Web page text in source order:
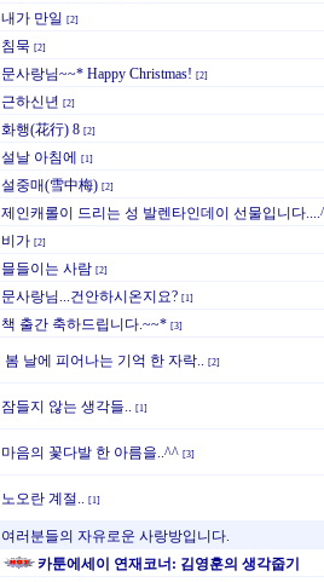
내가 만일 [2]
침묵 [2]
문사랑님~~* Happy Christmas! [2]
근하신년 [2]
화행(花行) 8 [2]
설날 아침에 [1]
설중매(雪中梅) [2]
제인캐롤이 드리는 성 발렌타인데이 선물입니다
비가 [2]
믈들이는 사람 [2]
문사랑님...건안하시온지요? [1]
책 출간 축하드립니다.~~* [3]
봄 날에 피어나는 기억 한 자락.. [2]
잠들지 않는 생각들.. [1]
마음의 꽃다발 한 아름을..^^ [3]
노오란 계절.. [1]
여러분들의 자유로운 사랑방입니다.
카툰에세이 연재코너: 김영훈의 생각줍기